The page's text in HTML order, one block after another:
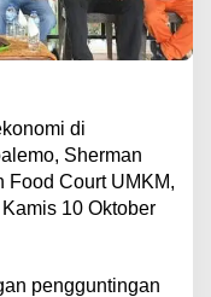
di
Sherman
Food Court UMKM,
10 Oktober
pengguntingan